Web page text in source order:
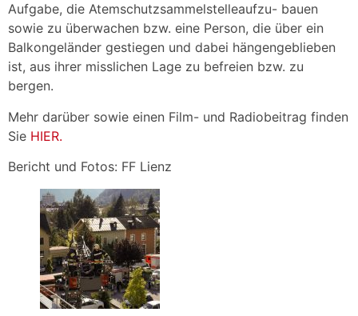
Aufgabe, die Atemschutzsammelstelleaufzu- bauen
sowie zu überwachen bzw. eine Person, die über ein
Balkongeländer gestiegen und dabei hängengeblieben
ist, aus ihrer misslichen Lage zu befreien bzw. zu
bergen.
Mehr darüber sowie einen Film- und Radiobeitrag finden
Sie HIER.
Bericht und Fotos: FF Lienz